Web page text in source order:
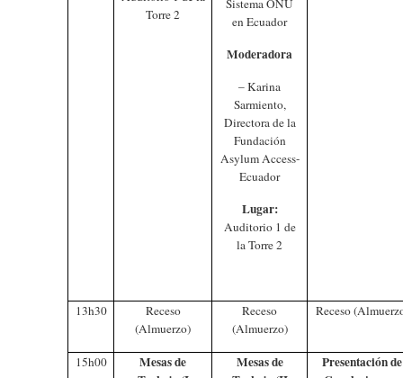
Torre 2
Sistema ONU
en Ecuador
Moderadora
– Karina
Sarmiento,
Directora de la
Fundación
Asylum Access-
Ecuador
Lugar:
Auditorio 1 de
la Torre 2
13h30
Receso
(Almuerzo)
Receso
(Almuerzo)
Receso
15h00
Mesas de
Mesas de
Presentación de